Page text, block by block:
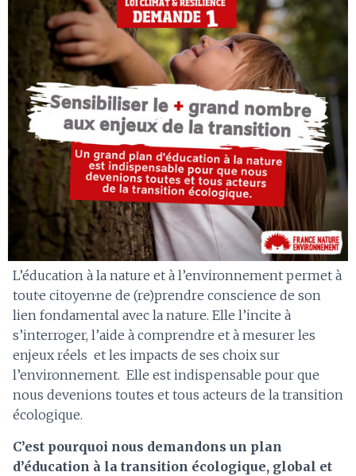
L’éducation à la nature et à l’environnement permet à
tout·e citoyen·ne de (re)prendre conscience de son
lien fondamental avec la nature. Elle l’incite à
s’interroger, l’aide à comprendre et à mesurer les
enjeux réels ​ et les impacts de ses choix sur
l’environnement.​ ​ Elle est indispensable pour que
nous devenions toutes et tous acteurs de la transition
écologique.
C’est pourquoi nous demandons un plan
d’éducation à la transition écologique, global et